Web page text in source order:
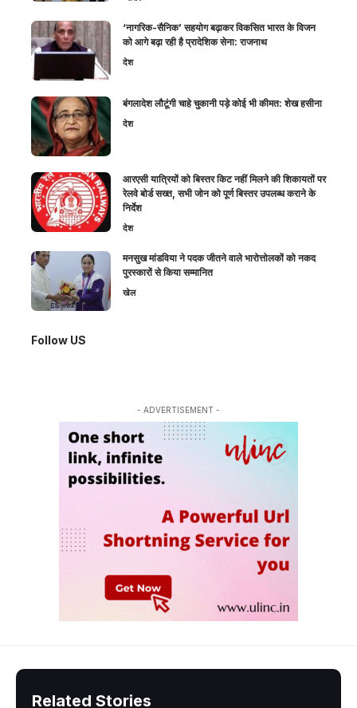
‘नागरिक-सैनिक’ सहयोग बढ़ाकर विकसित भारत के विजन
को आगे बढ़ा रही है प्रादेशिक सेना: राजनाथ
देश
बंगलादेश लौटूंगी चाहे चुकानी पड़े कोई भी कीमत: शेख हसीना
देश
आरएसी यात्रियों को बिस्तर किट नहीं मिलने की शिकायतों पर
रेलवे बोर्ड सख्त, सभी जोन को पूर्ण बिस्तर उपलब्ध कराने के
निर्देश
देश
मनसुख मांडविया ने पदक जीतने वाले भारोत्तोलकों को नकद
पुरस्कारों से किया सम्मानित
खेल
Follow US
- ADVERTISEMENT -
Related Stories